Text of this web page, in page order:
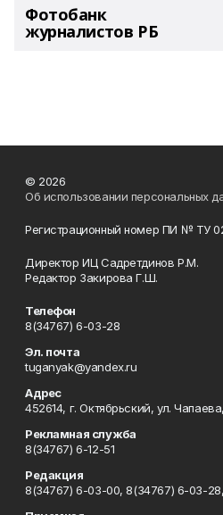
Фотобанк
журналистов РБ
© 2026
Об использовании персональных
Регистрационный номер ПИ № ТУ
Директор ИЦ Садретдинов Р.М.
Редактор Закирова Г.Ш.
Телефон
8(34767) 6-03-28
Эл. почта
tuganyak@yandex.ru
Адрес
452614, г. Октябрьский, ул.
Рекламная служба
8(34767) 6-12-51
Редакция
8(34767) 6-03-00, 8(34767) 6-03-